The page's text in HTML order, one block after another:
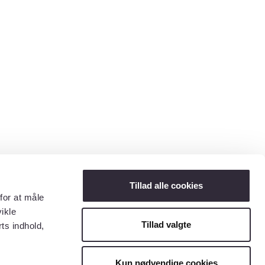
at måle
indhold,
Tillad alle cookies
Tillad valgte
Kun nødvendige cookies